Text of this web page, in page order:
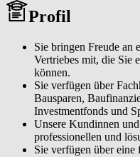
Profil
Sie bringen Freude an
Vertriebes mit, die Sie
können.
Sie verfügen über
Bausparen,
Investmentfonds und
Unsere Kundinnen
professionellen und
Sie verfügen über eine